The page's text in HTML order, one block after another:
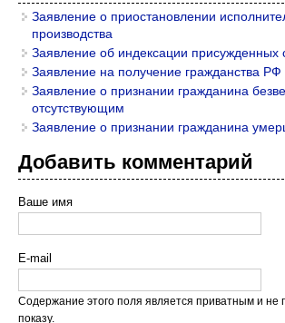
Заявление о приостановлении
производства
Заявление об индексации присужденных
Заявление на получение гражданства РФ
Заявление о признании гражданина
отсутствующим
Заявление о признании гражданина
Добавить комментарий
Ваше имя
E-mail
Содержание этого поля является приватным и не
показу.